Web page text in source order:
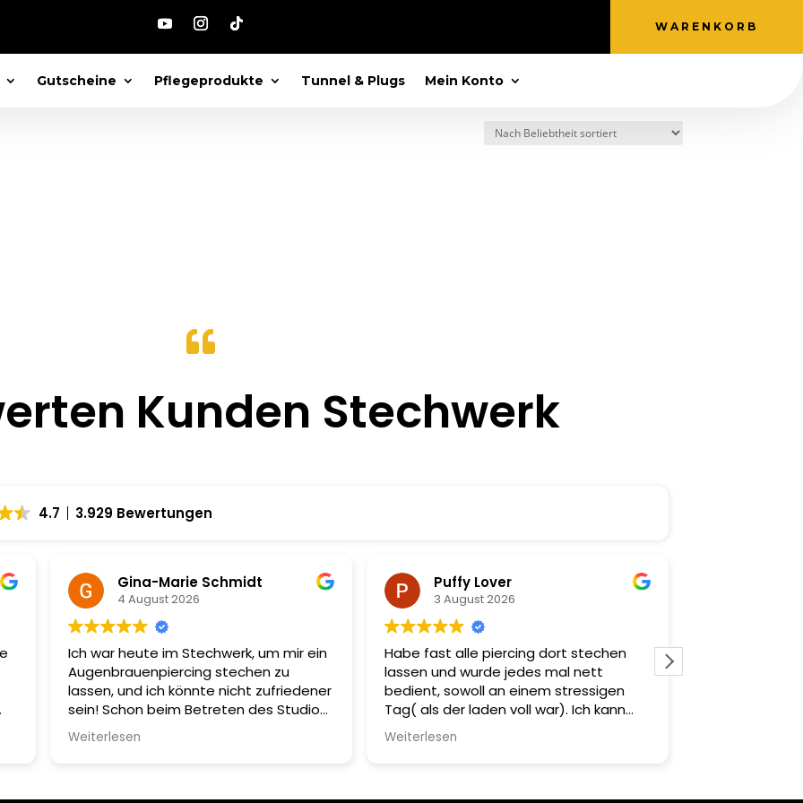
WARENKORB
Gutscheine Pflegeprodukte Tunnel & Plugs Mein Konto

Kunden Stechwerk
4.7 3.929 Bewertungen
Gina-Marie Schmidt
4 August 2026
Ich war heute im Stechwerk, um mir ein
Augenbrauenpiercing stechen zu
lassen, und ich könnte nicht zufriedener
sein! Schon beim Betreten des Studios
wurde ich unglaublich freundlich
empfangen. Die Atmosphäre ist sehr
Weiterlesen
Puffy Lover
3 August 2026
Habe fast alle piercing dort stechen
lassen und wurde jedes mal nett
bedient, sowoll an einem stressigen
Tag( als der laden voll war). Ich kann
mich keines wegs beklagen. Ausserden
eine Tolle schmuckauswahl für jeden
Weiterlesen